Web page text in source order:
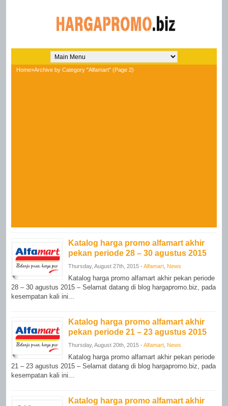
Home»Archive by Category "Alfamart" (Page 2)
Katalog harga promo alfamart akhir
pekan periode 28 – 30 agustus 2015
Thursday, August 27th, 2015 -Alfamart News
Katalog harga promo alfamart akhir pekan periode
28 – 30 agustus 2015 – Selamat datang di blog hargapromo.biz, pada
kesempatan kali ini...
Katalog harga promo alfamart akhir
pekan periode 21 – 23 agustus 2015
Thursday, August 20th, 2015 -Alfamart News
Katalog harga promo alfamart akhir pekan periode
21 – 23 agustus 2015 – Selamat datang di blog hargapromo.biz, pada
kesempatan kali ini...
Katalog harga promo alfamart akhir